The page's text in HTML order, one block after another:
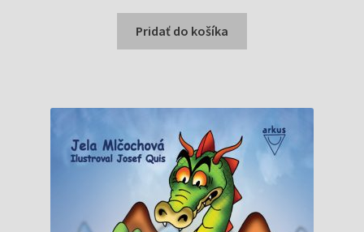
cena
bola:
0,90 €.
cena
je:
0,85 €.
Pridať do košíka